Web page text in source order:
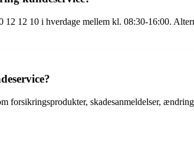
12 10 i hverdage mellem kl. 08:30-16:00.
skadesanmeldelser,